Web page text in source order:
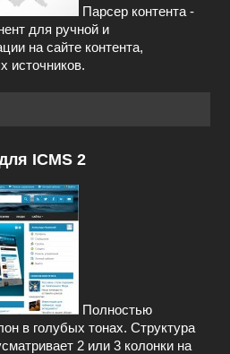
Парсер контента -
для ручной и
на сайте контента,
источников.
ICMS 2
Полностью
в голубых тонах. Структура
2 или 3 колонки на